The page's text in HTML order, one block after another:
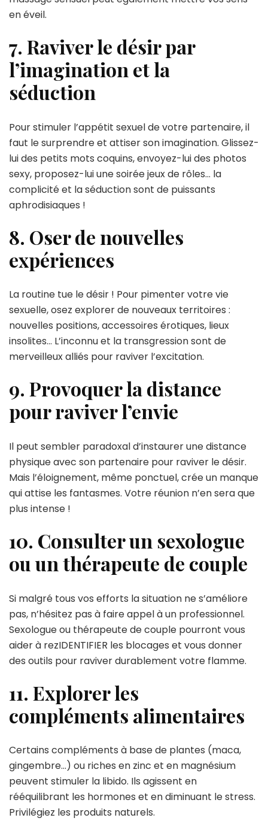
en éveil.
7. Raviver le désir par
l’imagination et la
séduction
Pour stimuler l’appétit sexuel de votre partenaire, il
faut le surprendre et attiser son imagination. Glissez-
lui des petits mots coquins, envoyez-lui des photos
sexy, proposez-lui une soirée jeux de rôles… la
complicité et la séduction sont de puissants
aphrodisiaques !
8. Oser de nouvelles
expériences
La routine tue le désir ! Pour pimenter votre vie
sexuelle, osez explorer de nouveaux territoires :
nouvelles positions, accessoires érotiques, lieux
insolites… L’inconnu et la transgression sont de
merveilleux alliés pour raviver l’excitation.
9. Provoquer la distance
pour raviver l’envie
Il peut sembler paradoxal d’instaurer une distance
physique avec son partenaire pour raviver le désir.
Mais l’éloignement, même ponctuel, crée un manque
qui attise les fantasmes. Votre réunion n’en sera que
plus intense !
10. Consulter un sexologue
ou un thérapeute de couple
Si malgré tous vos efforts la situation ne s’améliore
pas, n’hésitez pas à faire appel à un professionnel.
Sexologue ou thérapeute de couple pourront vous
aider à rezIDENTIFIER les blocages et vous donner
des outils pour raviver durablement votre flamme.
11. Explorer les
compléments alimentaires
Certains compléments à base de plantes (maca,
gingembre…) ou riches en zinc et en magnésium
peuvent stimuler la libido. Ils agissent en
rééquilibrant les hormones et en diminuant le stress.
Privilégiez les produits naturels.